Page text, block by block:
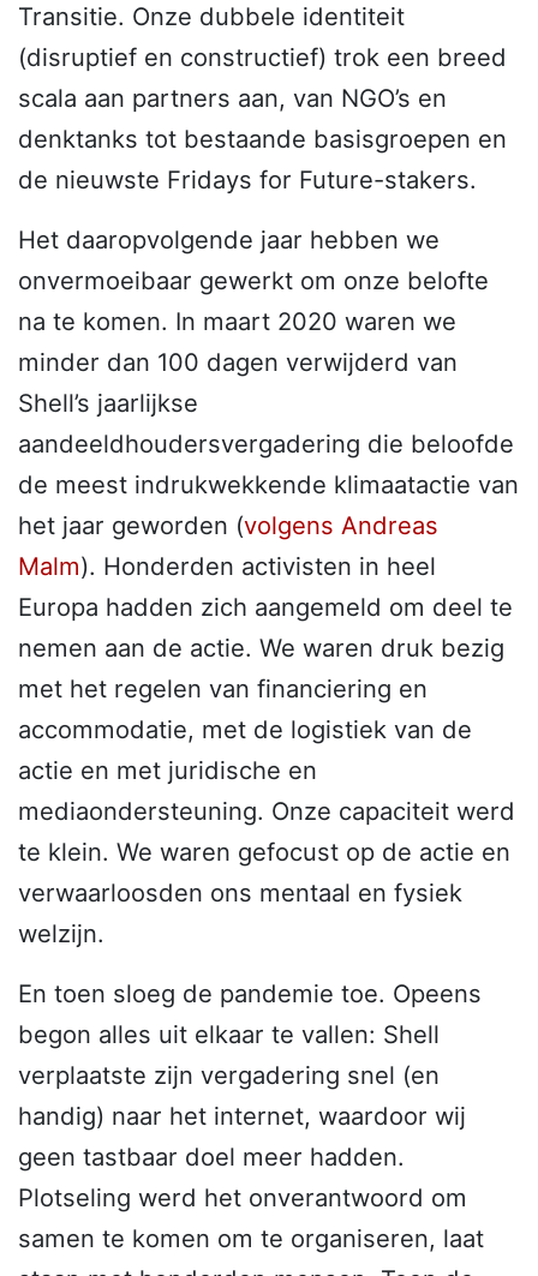
Transitie. Onze dubbele identiteit
(disruptief en constructief) trok een breed
scala aan partners aan, van NGO’s en
denktanks tot bestaande basisgroepen en
de nieuwste Fridays for Future-stakers.
Het daaropvolgende jaar hebben we
onvermoeibaar gewerkt om onze belofte
na te komen. In maart 2020 waren we
minder dan 100 dagen verwijderd van
Shell’s jaarlijkse
aandeeldhoudersvergadering die beloofde
de meest indrukwekkende klimaatactie van
het jaar geworden (volgens Andreas
Malm). Honderden activisten in heel
Europa hadden zich aangemeld om deel te
nemen aan de actie. We waren druk bezig
met het regelen van financiering en
accommodatie, met de logistiek van de
actie en met juridische en
mediaondersteuning. Onze capaciteit werd
te klein. We waren gefocust op de actie en
verwaarloosden ons mentaal en fysiek
welzijn.
En toen sloeg de pandemie toe. Opeens
begon alles uit elkaar te vallen: Shell
verplaatste zijn vergadering snel (en
handig) naar het internet, waardoor wij
geen tastbaar doel meer hadden.
Plotseling werd het onverantwoord om
samen te komen om te organiseren, laat